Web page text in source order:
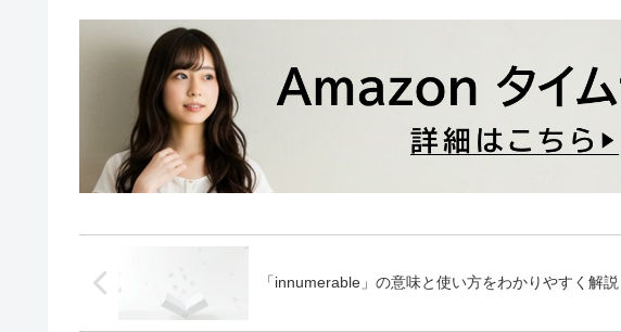
「innumerable」の意味と使い方をわかりやすく解